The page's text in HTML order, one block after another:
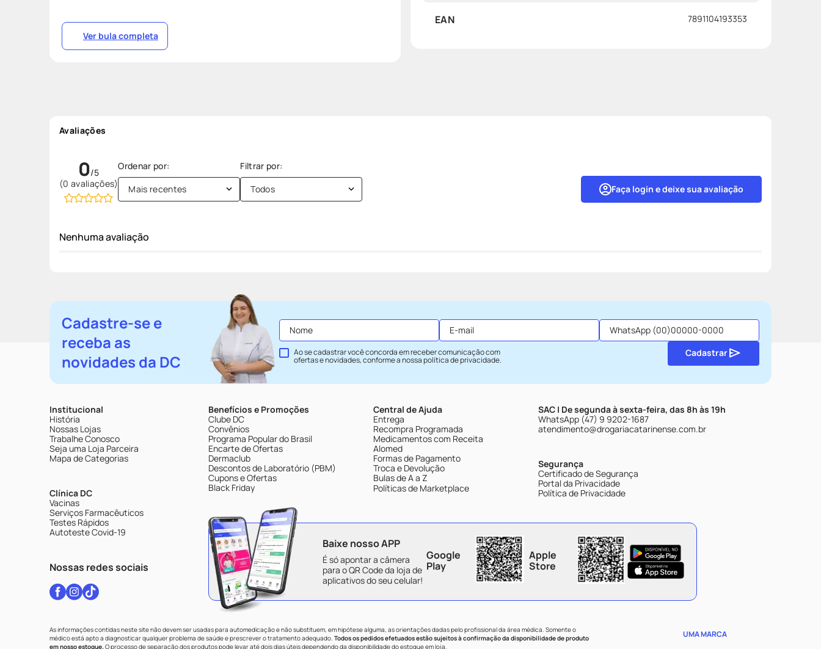
Ver bula completa
EAN 7891104193353
Avaliações
0
(0 avaliações) Faça login e deixe sua avaliação
Mais recentes Todos
Nenhuma avaliação
Cadastre-se e
receba as
novidades da DC
Ao se cadastrar você concorda em receber comunicação com
ofertas e novidades, conforme a nossapolítica de privacidade.
Cadastrar
Institucional
História
Nossas Lojas
Trabalhe Conosco
Seja uma Loja Parceira
Mapa de Categorias
Clínica DC
Vacinas
Serviços Farmacêuticos
Testes Rápidos
Autoteste Covid-19
Nossas redes sociais
Benefícios e Promoções
Clube DC
Convênios
Programa Popular do Brasil
Encarte de Ofertas
Dermaclub
Descontos de Laboratório (PBM)
Cupons e Ofertas
Black Friday
Central de Ajuda
Entrega
Recompra Programada
Medicamentos com Receita
Alomed
Formas de Pagamento
Troca e Devolução
Bulas de A a Z
Políticas de Marketplace
SAC | De segunda à sexta-feira, das 8h às 19h
WhatsApp (47) 9 9202-1687
atendimento@drogariacatarinense.com.br
Segurança
Certificado de Segurança
Portal da Privacidade
Política de Privacidade
Baixe nosso APP
É só apontar a câmera
para o QR Code da loja de
aplicativos do seu celular!
Google
Play
Apple
Store
As informações contidas neste site não devem ser usadas para automedicação e não substituem, em hipótese alguma, as orientações dadas pelo profissional da área médica. Somente o
médico está apto a diagnosticar qualquer problema de saúde e prescrever o tratamento adequado. Todos os pedidos efetuados estão sujeitos à confirmação da disponibilidade de produto
em nosso estoque.O processo de separação dos produtos pode levar até dois dias úteis dependendo da disponibilidade do estoque em loja.
UMA MARCA